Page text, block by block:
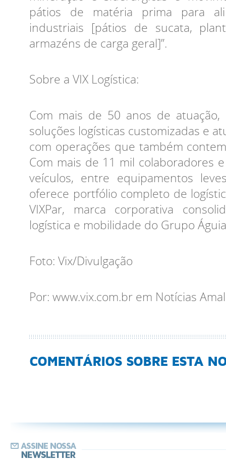
pátios de matéria prima para
industriais [pátios de sucata,
armazéns de carga geral]”.
Sobre a VIX Logística:
Com mais de 50 anos de atuação,
soluções logísticas customizadas e
com operações que também
Com mais de 11 mil colaboradores
veículos, entre equipamentos
oferece portfólio completo de
VIXPar, marca corporativa
logística e mobilidade do Grupo
Foto: Vix/Divulgação
Por: www.vix.com.br em Notícias
COMENTÁRIOS SOBRE ESTA